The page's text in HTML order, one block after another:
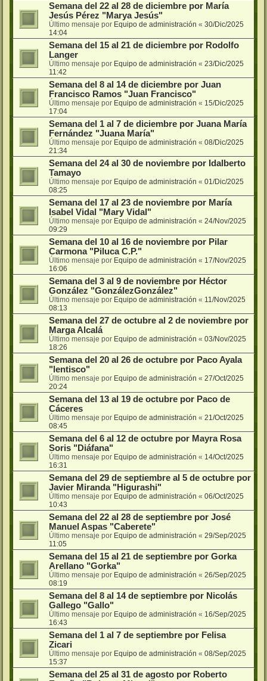
Semana del 22 al 28 de diciembre por María
Jesús Pérez "Marya Jesús"
Último mensaje por Equipo de administración « 30/Dic/2025
14:04
Semana del 15 al 21 de diciembre por Rodolfo
Langer
Último mensaje por Equipo de administración « 23/Dic/2025
11:42
Semana del 8 al 14 de diciembre por Juan
Francisco Ramos "Juan Francisco"
Último mensaje por Equipo de administración « 15/Dic/2025
17:04
Semana del 1 al 7 de diciembre por Juana María
Fernández "Juana María"
Último mensaje por Equipo de administración « 08/Dic/2025
21:34
Semana del 24 al 30 de noviembre por Idalberto
Tamayo
Último mensaje por Equipo de administración « 01/Dic/2025
08:25
Semana del 17 al 23 de noviembre por María
Isabel Vidal "Mary Vidal"
Último mensaje por Equipo de administración « 24/Nov/2025
09:29
Semana del 10 al 16 de noviembre por Pilar
Carmona "Piluca C.P."
Último mensaje por Equipo de administración « 17/Nov/2025
16:06
Semana del 3 al 9 de noviembre por Héctor
González "GonzálezGonzález"
Último mensaje por Equipo de administración « 11/Nov/2025
08:13
Semana del 27 de octubre al 2 de noviembre por
Marga Alcalá
Último mensaje por Equipo de administración « 03/Nov/2025
18:26
Semana del 20 al 26 de octubre por Paco Ayala
"lentisco"
Último mensaje por Equipo de administración « 27/Oct/2025
20:24
Semana del 13 al 19 de octubre por Paco de
Cáceres
Último mensaje por Equipo de administración « 21/Oct/2025
08:45
Semana del 6 al 12 de octubre por Mayra Rosa
Soris "Diáfana"
Último mensaje por Equipo de administración « 14/Oct/2025
16:31
Semana del 29 de septiembre al 5 de octubre por
Javier Miranda "Higurashi"
Último mensaje por Equipo de administración « 06/Oct/2025
10:43
Semana del 22 al 28 de septiembre por José
Manuel Aspas "Caberete"
Último mensaje por Equipo de administración « 29/Sep/2025
11:05
Semana del 15 al 21 de septiembre por Gorka
Arellano "Gorka"
Último mensaje por Equipo de administración « 26/Sep/2025
08:19
Semana del 8 al 14 de septiembre por Nicolás
Gallego "Gallo"
Último mensaje por Equipo de administración « 16/Sep/2025
16:43
Semana del 1 al 7 de septiembre por Felisa
Zicari
Último mensaje por Equipo de administración « 08/Sep/2025
15:37
Semana del 25 al 31 de agosto por Roberto